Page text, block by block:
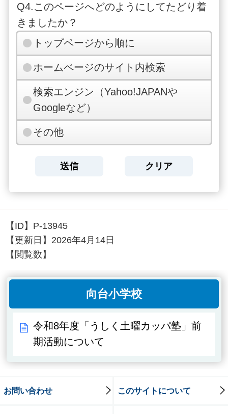
Q4.このページへどのようにしてたどり着
きましたか？
トップページから順に
ホームページのサイト内検索
検索エンジン（Yahoo!JAPANや
Googleなど）
その他
【ID】 P-13945
【更新日】 2026年4月14日
【閲覧数】
向台小学校
令和8年度「うしく土曜カッパ塾」前
期活動について
お問い合わせ このサイトについて